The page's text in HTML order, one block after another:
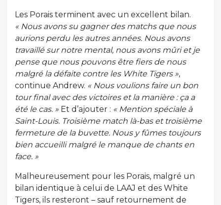
Les Porais terminent avec un excellent bilan.
« Nous avons su gagner des matchs que nous
aurions perdu les autres années. Nous avons
travaillé sur notre mental, nous avons mûri et je
pense que nous pouvons être fiers de nous
malgré la défaite contre les White Tigers »,
continue Andrew. « Nous voulions faire un bon
tour final avec des victoires et la manière : ça a
été le cas. » Et d’ajouter : « Mention spéciale à
Saint-Louis. Troisième match là-bas et troisième
fermeture de la buvette. Nous y fûmes toujours
bien accueilli malgré le manque de chants en
face. »
Malheureusement pour les Porais, malgré un
bilan identique à celui de LAAJ et des White
Tigers, ils resteront – sauf retournement de